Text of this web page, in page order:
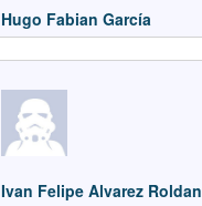
Hugo Fabian García
Ivan Felipe Alvarez Roldan